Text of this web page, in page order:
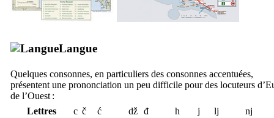
Langue
Quelques consonnes, en particuliers des consonnes accentuées,
présentent une prononciation un peu difficile pour des locuteurs
de l’Ouest :
Lettres
c č ć dž đ h j lj
nj